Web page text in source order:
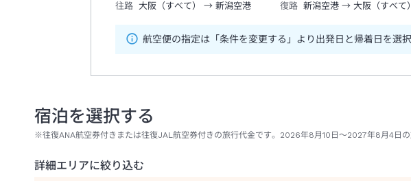
往路 大阪（すべて） → 新潟空港 復路 新潟空港→ 大阪（すべて）
航空便の指定は「条件を変更する」より出発日と帰着日を選
宿泊を選択する
※往復ANA航空券付きまたは往復JAL航空券付きの旅行代金です。2026年8月10日～2027年8月4日の
詳細エリアに絞り込む